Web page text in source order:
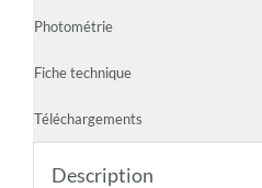
Photométrie
Fiche technique
Téléchargements
Description